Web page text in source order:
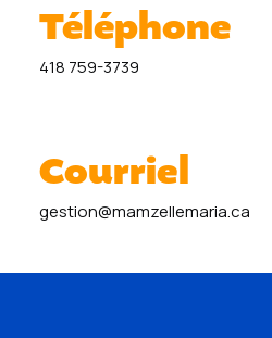
Téléphone
418 759-3739
Courriel
gestion@mamzellemaria.ca